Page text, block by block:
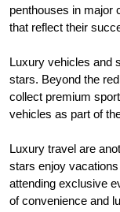
penthouses in major
that reflect their
Luxury vehicles and
stars. Beyond the
collect premium
vehicles as part of
Luxury travel are
stars enjoy
attending exclusive
of convenience and